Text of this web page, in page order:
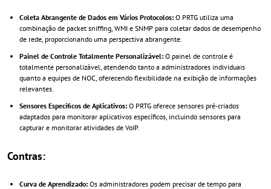
Coleta Abrangente de Dados em Vários Protocolos: O PRTG utiliza uma
combinação de packet sniffing, WMI e SNMP para coletar dados de desempenho
de rede, proporcionando uma perspectiva abrangente.
Painel de Controle Totalmente Personalizável: O painel de controle é
totalmente personalizável, atendendo tanto a administradores individuais
quanto a equipes de NOC, oferecendo flexibilidade na exibição de informações
relevantes.
Sensores Específicos de Aplicativos: O PRTG oferece sensores pré-criados
adaptados para monitorar aplicativos específicos, incluindo sensores para
capturar e monitorar atividades de VoIP.
Contras:
Curva de Aprendizado: Os administradores podem precisar de tempo para